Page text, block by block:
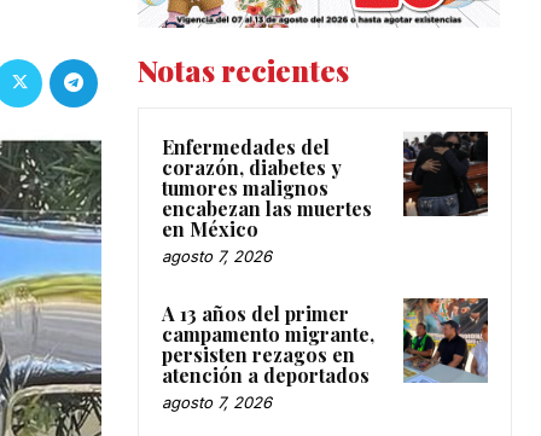
Notas recientes
Enfermedades del
corazón, diabetes y
tumores malignos
encabezan las muertes
en México
agosto 7, 2026
A 13 años del primer
campamento migrante,
persisten rezagos en
atención a deportados
agosto 7, 2026